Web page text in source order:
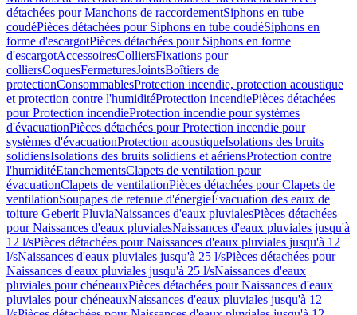
détachées pour Manchons de raccordementSiphons en tube
coudéPièces détachées pour Siphons en tube coudéSiphons en
forme d'escargotPièces détachées pour Siphons en forme
d'escargotAccessoiresColliersFixations pour
colliersCoquesFermeturesJointsBoîtiers de
protectionConsommablesProtection incendie, protection acoustique
et protection contre l'humiditéProtection incendiePièces détachées
pour Protection incendieProtection incendie pour systèmes
d'évacuationPièces détachées pour Protection incendie pour
systèmes d'évacuationProtection acoustiqueIsolations des bruits
solidiensIsolations des bruits solidiens et aériensProtection contre
l'humiditéEtanchementsClapets de ventilation pour
évacuationClapets de ventilationPièces détachées pour Clapets de
ventilationSoupapes de retenue d'énergieÉvacuation des eaux de
toiture Geberit PluviaNaissances d'eaux pluvialesPièces détachées
pour Naissances d'eaux pluvialesNaissances d'eaux pluviales jusqu'à
12 l/sPièces détachées pour Naissances d'eaux pluviales jusqu'à 12
l/sNaissances d'eaux pluviales jusqu'à 25 l/sPièces détachées pour
Naissances d'eaux pluviales jusqu'à 25 l/sNaissances d'eaux
pluviales pour chéneauxPièces détachées pour Naissances d'eaux
pluviales pour chéneauxNaissances d'eaux pluviales jusqu'à 12